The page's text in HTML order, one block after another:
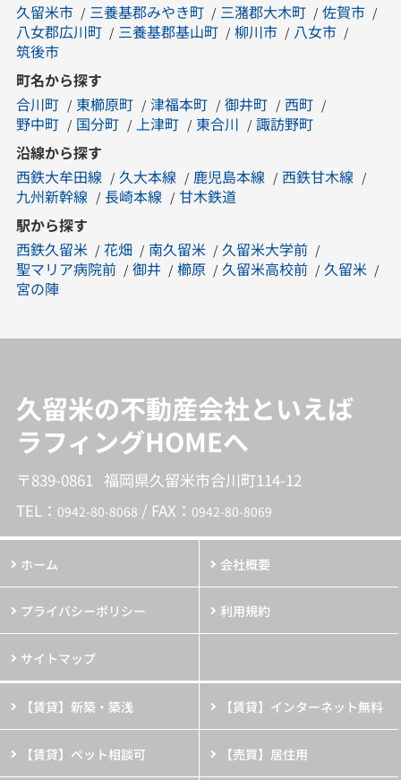
久留米市
三養基郡みやき町 三潴郡大木町
佐賀市
八女郡広川町
三養基郡基山町 柳川市
八女市
筑後市
町名から探す
合川町
東櫛原町 津福本町 御井町
西町
野中町
国分町 上津町 東合川
諏訪野町
沿線から探す
西鉄大牟田線
久大本線 鹿児島本線
西鉄甘木線
九州新幹線
長崎本線
甘木鉄道
駅から探す
西鉄久留米
花畑 南久留米
久留米大学前
聖マリア病院前
御井 櫛原 久留米高校前
久留米
宮の陣
久留米の不動産会社といえば
ラフィングHOMEへ
〒839-0861 福岡県久留米市合川町114-12
TEL： 0942-80-8068 / FAX： 0942-80-8069
ホーム 会社概要
プライバシーポリシー 利用規約
サイトマップ
【賃貸】新築・築浅 【賃貸】インターネット無料
【賃貸】ペット相談可 【売買】居住用